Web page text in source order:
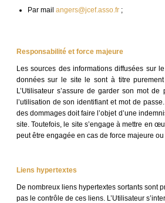
Par mail angers@jcef.asso.fr ;
Responsabilité et force majeure
Les sources des informations diffusées sur
données sur le site le sont à titre purement
L’Utilisateur s’assure de garder son mot
l’utilisation de son identifiant et mot de
des dommages doit faire l’objet d’une
site. Toutefois, le site s’engage à mettre en
peut être engagée en cas de force majeure
Liens hypertextes
De nombreux liens hypertextes sortants sont
pas le contrôle de ces liens. L’Utilisateur